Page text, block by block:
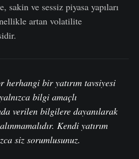
sakin ve sessiz piyasa yapıları
artan volatilite
herhangi bir yatırım tavsiyesi
bilgi amaçlı
verilen bilgilere dayanılarak
Kendi yatırım
siz sorumlusunuz.